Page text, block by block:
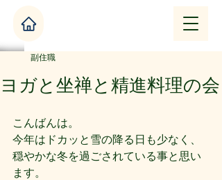
ヨガと坐禅と精進料理の会
副住職
こんばんは。
今年はドカッと雪の降る日も少なく、
穏やかな冬を過ごされている事と思い
ます。